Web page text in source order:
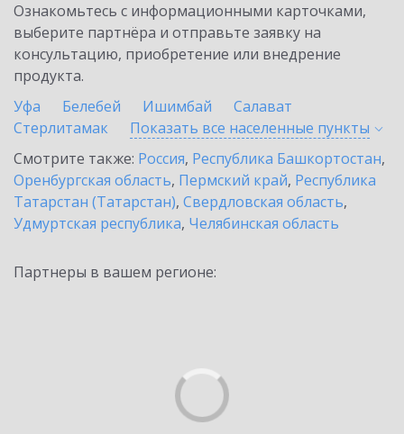
Ознакомьтесь с информационными карточками,
выберите партнёра и отправьте заявку на
консультацию, приобретение или внедрение
продукта.
Уфа
Белебей Ишимбай
Салават
Стерлитамак
Показать все населенные пункты
Смотрите также: Россия, Республика Башкортостан,
Оренбургская область, Пермский край, Республика
Татарстан (Татарстан), Свердловская область,
Удмуртская республика, Челябинская область
Партнеры в вашем регионе: